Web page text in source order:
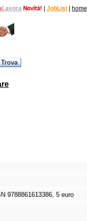
Lavora JobList home
9788861613386, 5 euro